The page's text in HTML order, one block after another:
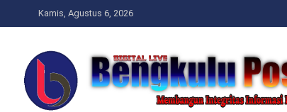
to
Kamis, Agustus 6, 2026